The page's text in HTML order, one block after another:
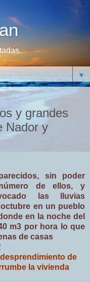
▼
y grandes
Nador y
sin poder
de ellos, y
las lluvias
en un pueblo
en la noche del
m3 por hora lo que
de casas
de
la vivienda